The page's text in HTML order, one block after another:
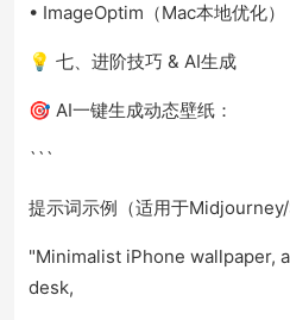
• ImageOptim（Mac本地优化）
💡 七、进阶技巧 & AI生成
🎯 AI一键生成动态壁纸：
```
提示词示例（适用于
"Minimalist iPhone wallpaper,
desk,